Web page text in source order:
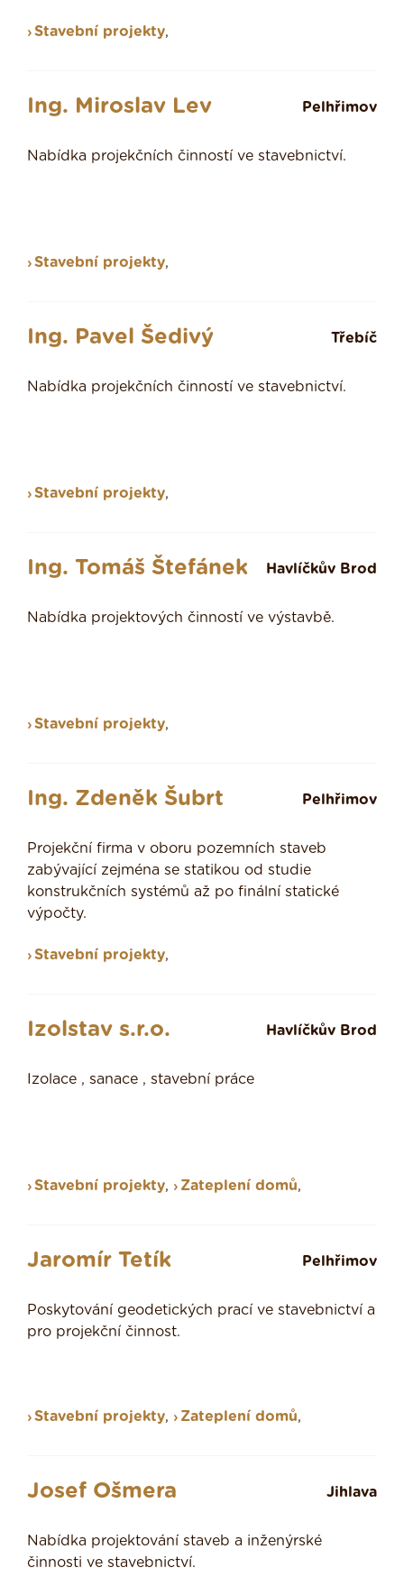
Stavební projekty,
Ing. Miroslav Lev Pelhřimov
Nabídka projekčních činností ve stavebnictví.
Stavební projekty,
Ing. Pavel Šedivý Třebíč
Nabídka projekčních činností ve stavebnictví.
Stavební projekty,
Ing. Tomáš Štefánek Havlíčkův Brod
Nabídka projektových činností ve výstavbě.
Stavební projekty,
Ing. Zdeněk Šubrt Pelhřimov
Projekční firma v oboru pozemních staveb
zabývající zejména se statikou od studie
konstrukčních systémů až po finální statické
výpočty.
Stavební projekty,
Izolstav s.r.o. Havlíčkův Brod
Izolace , sanace , stavební práce
Stavební projekty, Zateplení domů,
Jaromír Tetík Pelhřimov
Poskytování geodetických prací ve stavebnictví a
pro projekční činnost.
Stavební projekty, Zateplení domů,
Josef Ošmera Jihlava
Nabídka projektování staveb a inženýrské
činnosti ve stavebnictví.